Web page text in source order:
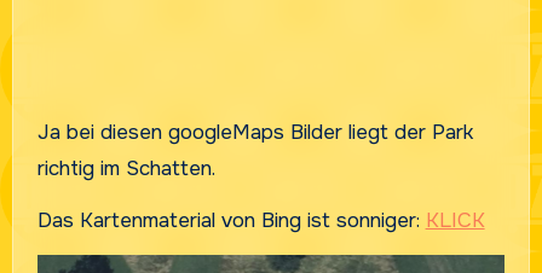
Ja bei diesen googleMaps Bilder liegt der Park
richtig im Schatten.
Das Kartenmaterial von Bing ist sonniger: KLICK